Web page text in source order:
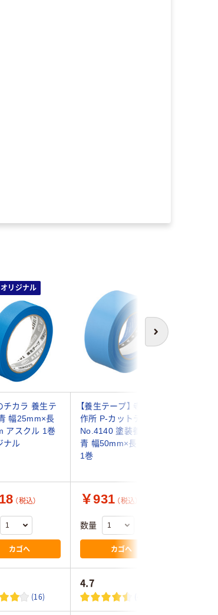
次へ
オリジナル
チカラ 養生テ
幅25mm×長
アスクル 1巻
ナル
【養生テープ】 寺岡製
作所 P-カットテープ
No.4140 塗装養生用
青 幅50mm×長さ50m
1巻
（税込）
カゴへ
￥931 （税込）
数量
カゴへ
(16)
4.7
(4)